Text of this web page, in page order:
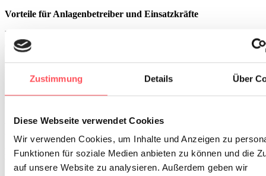
Zustimmung Details Über
Diese Webseite verwendet Cookies
Wir verwenden Cookies, um Inhalte und Anzeigen zu
Funktionen für soziale Medien anbieten zu können und die
auf unsere Website zu analysieren. Außerdem geben wir
Vorteile für Anlagenbetreiber und Einsatzkräfte
Die Integration eines Feuerwehrschalters bringt mehrere
entscheidende Vorteile:
Erhöhte Sicherheit: Maximaler Schutz für Feuerwehr und
Rettungskräfte im Ernstfall
Anlagenschutz: Minimierung potenzieller Schäden durch schnelle
Normkonformität: Erfüllung aktueller Sicherheitsstandards und
Vorschriften